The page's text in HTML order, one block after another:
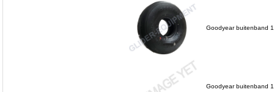
Goodyear buitenband
Goodyear buitenband